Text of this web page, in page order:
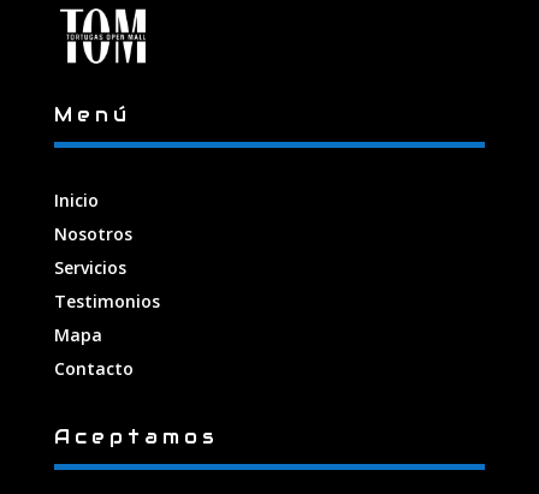
Menú
Inicio
Nosotros
Servicios
Testimonios
Mapa
Contacto
Aceptamos